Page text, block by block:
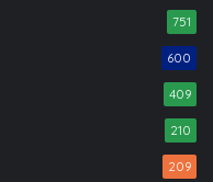
751
600
409
210
209